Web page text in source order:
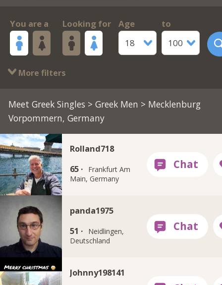
You are a Looking for
Age
18
to
100
More filters
Meet Greek Singles >Greek Men > Mecklenburg
Vorpommern, Germany
Rolland718
65 ·
Frankfurt Am
Main, Germany
panda1975
51 ·
Neidlingen,
Deutschland
Johnny198141